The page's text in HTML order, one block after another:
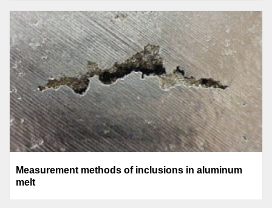
Measurement methods of inclusions in aluminum
melt